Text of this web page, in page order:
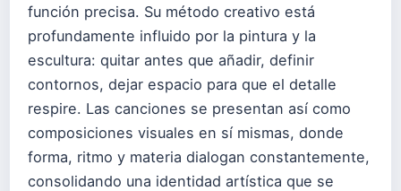
función precisa. Su método creativo está
profundamente influido por la pintura y la
escultura: quitar antes que añadir, definir
contornos, dejar espacio para que el detalle
respire. Las canciones se presentan así como
composiciones visuales en sí mismas, donde
forma, ritmo y materia dialogan constantemente,
consolidando una identidad artística que se